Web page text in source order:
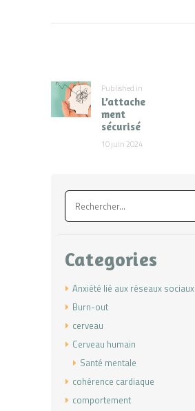
Published in
post:
L’attache
ment
sécurisé
10 juin 2024
Rechercher :
Categories
Anxiété lié aux réseaux sociaux
Burn-out
cerveau
Cerveau humain
Santé mentale
cohérence cardiaque
comportement